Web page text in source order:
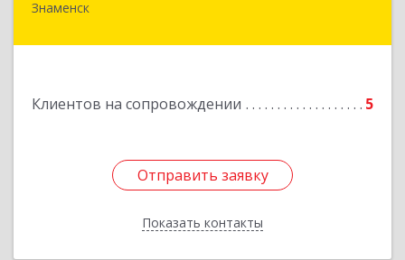
Знаменск
Клиентов на сопровождении 5
Отправить заявку
Показать контакты
Отправить заявку
Назад